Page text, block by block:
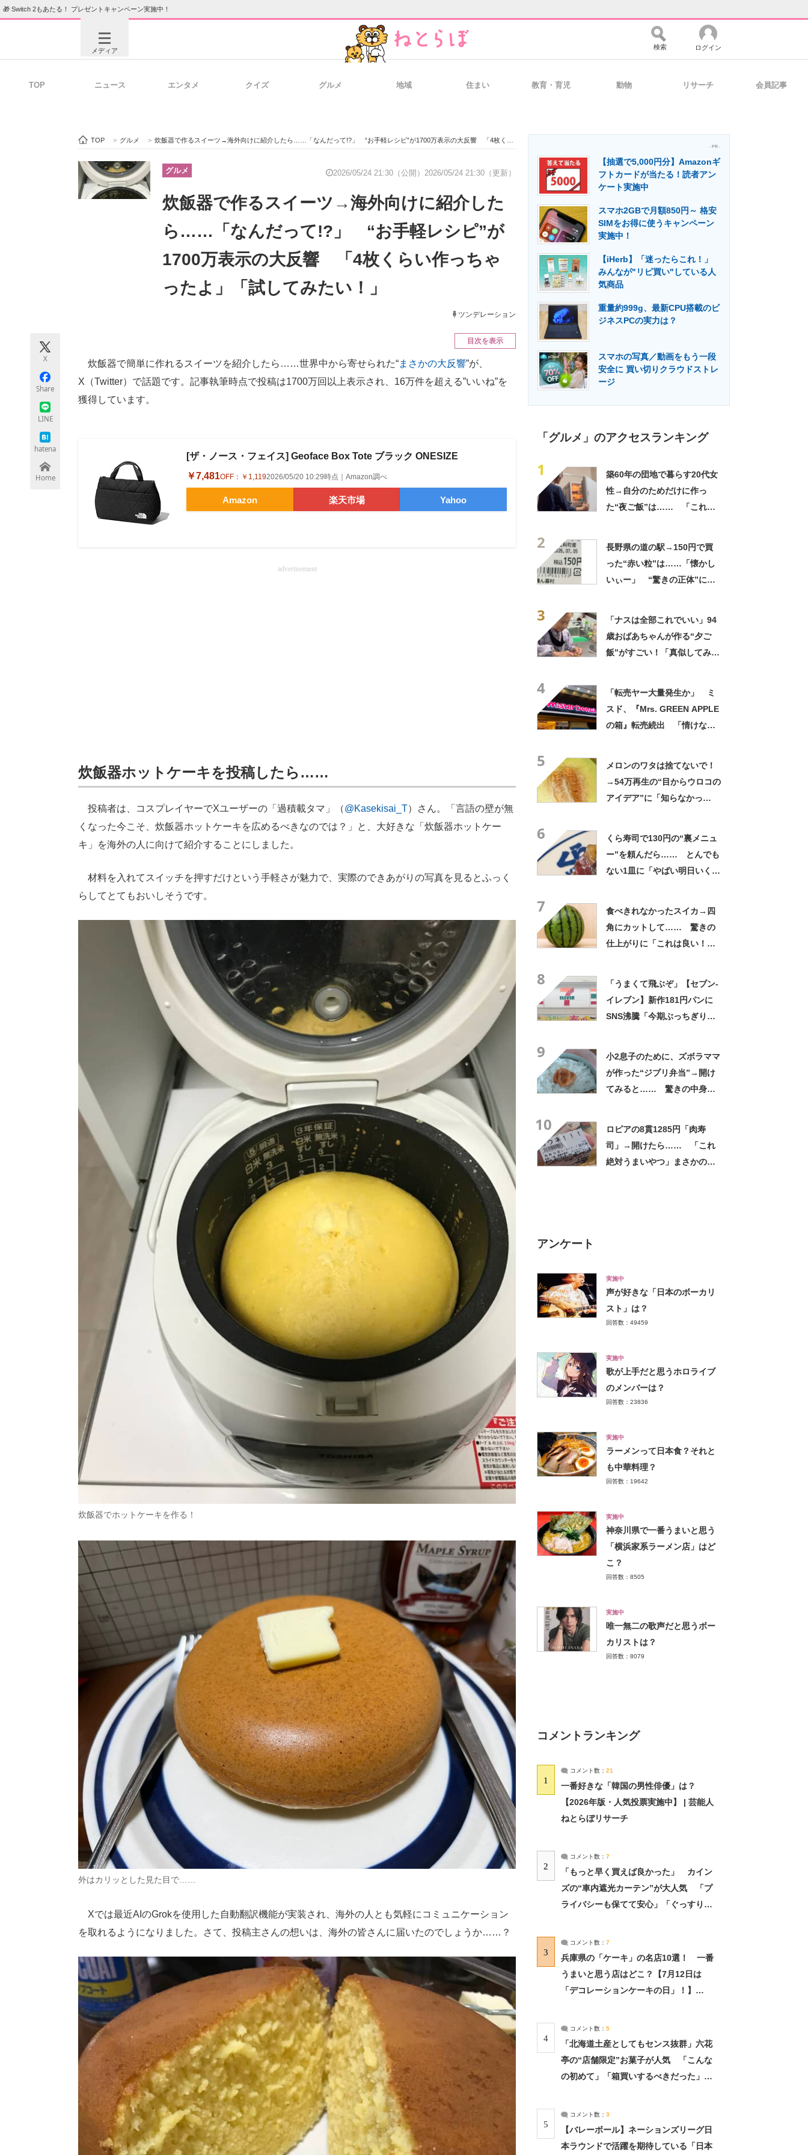
🎁 Switch 2もあたる！ プレゼントキャンペーン実施中！
メディア
ビジネスと働き方のヒント 経営リーダーのコミュニティ マーケ×ITの今がよく分かる
IT製品の技術・比較・事例 製造業のIT導入・活用を支援
エレクトロニクス専門サイト エネルギーの専門メディア 建設×テクノロジーの最前線
検索 ログイン
TOP ニュース エンタメ クイズ グルメ 地域 住まい 教育・育児 動物 リサーチ 会員記事
TOP > グルメ > 炊飯器で作るスイーツ→海外向けに紹介したら……「なんだって!?」 “お手軽レシピ”が1700万表示の大反響 「4枚くらい作っちゃったよ」「試してみたい！」
グルメ 2026/05/24 21:30（公開） 2026/05/24 21:30（更新）
炊飯器で作るスイーツ→海外向けに紹介した
ら……「なんだって!?」 “お手軽レシピ”が
1700万表示の大反響 「4枚くらい作っちゃ
ったよ」「試してみたい！」
ツンデレーション
X
Share
LINE
hatena
Home
目次を表示
炊飯器で簡単に作れるスイーツを紹介したら……世界中から寄せられた“まさかの大反響”が、
X（Twitter）で話題です。記事執筆時点で投稿は1700万回以上表示され、16万件を超える”いいね”を
獲得しています。
[ザ・ノース・フェイス] Geoface Box Tote ブラック ONESIZE
￥7,481OFF： ￥1,1192026/05/20 10:29時点｜Amazon調べ
Amazon 楽天市場 Yahoo
advertisement
炊飯器ホットケーキを投稿したら……
投稿者は、コスプレイヤーでXユーザーの「過積載タマ」（@Kasekisai_T）さん。「言語の壁が無
くなった今こそ、炊飯器ホットケーキを広めるべきなのでは？」と、大好きな「炊飯器ホットケー
キ」を海外の人に向けて紹介することにしました。
材料を入れてスイッチを押すだけという手軽さが魅力で、実際のできあがりの写真を見るとふっく
らしてとてもおいしそうです。
炊飯器でホットケーキを作る！
外はカリッとした見た目で……
Xでは最近AIのGrokを使用した自動翻訳機能が実装され、海外の人とも気軽にコミュニケーション
を取れるようになりました。さて、投稿主さんの想いは、海外の皆さんに届いたのでしょうか……？
- PR -
【抽選で5,000円分】Amazonギ
フトカードが当たる！読者アン
ケート実施中
スマホ2GBで月額850円～ 格安
SIMをお得に使うキャンペーン
実施中！
【iHerb】「迷ったらこれ！」
みんなが"リピ買い"している人
気商品
重量約999g、最新CPU搭載のビ
ジネスPCの実力は？
スマホの写真／動画をもう一段
安全に 買い切りクラウドストレ
ージ
「グルメ」のアクセスランキング
1
築60年の団地で暮らす20代女
性→自分のためだけに作っ
た“夜ご飯”は…… 「これぞ
2
長野県の道の駅→150円で買
った“赤い粒”は……「懐かし
いぃー」 “驚きの正体”に
3
「ナスは全部これでいい」94
歳おばあちゃんが作る“夕ご
飯”がすごい！「真似してみま
4
「転売ヤー大量発生か」 ミ
スド、『Mrs. GREEN APPLE
の箱』転売続出 「情けない
5
メロンのワタは捨てないで！
→54万再生の“目からウロコの
アイデア”に「知らなかっ
6
くら寿司で130円の“裏メニュ
ー”を頼んだら…… とんでも
ない1皿に「やばい明日いく」
7
食べきれなかったスイカ→四
角にカットして…… 驚きの
仕上がりに「これは良い！」
8
「うまくて飛ぶぞ」【セブン‐
イレブン】新作181円パンに
SNS沸騰「今期ぶっちぎりで
9
小2息子のために、ズボラママ
が作った“ジブリ弁当”→開け
てみると…… 驚きの中身に
10
ロピアの8貫1285円「肉寿
司」→開けたら…… 「これ
絶対うまいやつ」まさかの中
アンケート
実施中
声が好きな「日本のボーカリ
スト」は？
回答数：49459
実施中
歌が上手だと思うホロライブ
のメンバーは？
回答数：23836
実施中
ラーメンって日本食？それと
も中華料理？
回答数：19642
実施中
神奈川県で一番うまいと思う
「横浜家系ラーメン店」はど
こ？
回答数：8505
実施中
唯一無二の歌声だと思うボー
カリストは？
回答数：8079
コメントランキング
1
コメント数： 21
一番好きな「韓国の男性俳優」は？
【2026年版・人気投票実施中】 | 芸能人
ねとらぼリサーチ
2
コメント数： 7
「もっと早く買えば良かった」 カイン
ズの“車内遮光カーテン”が大人気 「プ
ライバシーも保てて安心」「ぐっすり眠
3
コメント数： 7
兵庫県の「ケーキ」の名店10選！ 一番
うまいと思う店はどこ？【7月12日は
「デコレーションケーキの日」！】
4
コメント数： 5
「北海道土産としてもセンス抜群」六花
亭の“店舗限定”お菓子が人気 「こんな
の初めて」「箱買いするべきだった」
5
コメント数： 3
【バレーボール】ネーションズリーグ日
本ラウンドで活躍を期待している「日本